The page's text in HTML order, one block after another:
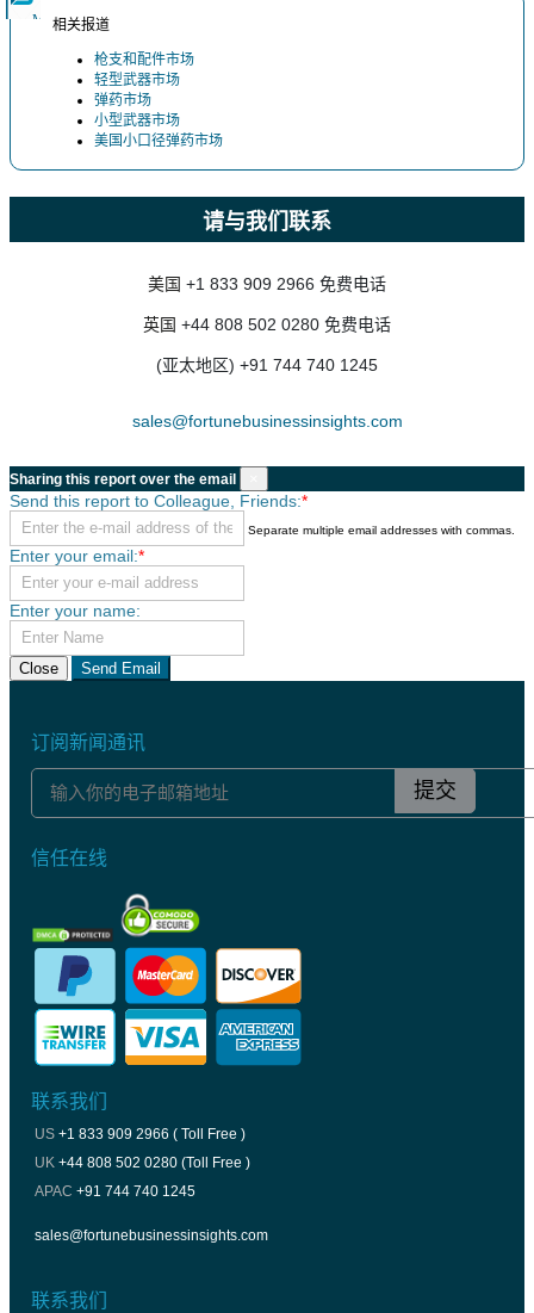
相关报道
枪支和配件市场
轻型武器市场
弹药市场
小型武器市场
美国小口径弹药市场
请与我们联系
美国 +1 833 909 2966 免费电话
英国 +44 808 502 0280 免费电话
(亚太地区) +91 744 740 1245
sales@fortunebusinessinsights.com
Sharing this report over the email
Send this report to Colleague, Friends:*
Separate multiple email addresses with commas.
Enter your email:*
Enter your name:
Close Send Email
订阅新闻通讯
提交
信任在线
联系我们
US +1 833 909 2966 ( Toll Free )
UK +44 808 502 0280 (Toll Free )
APAC +91 744 740 1245
sales@fortunebusinessinsights.com
联系我们